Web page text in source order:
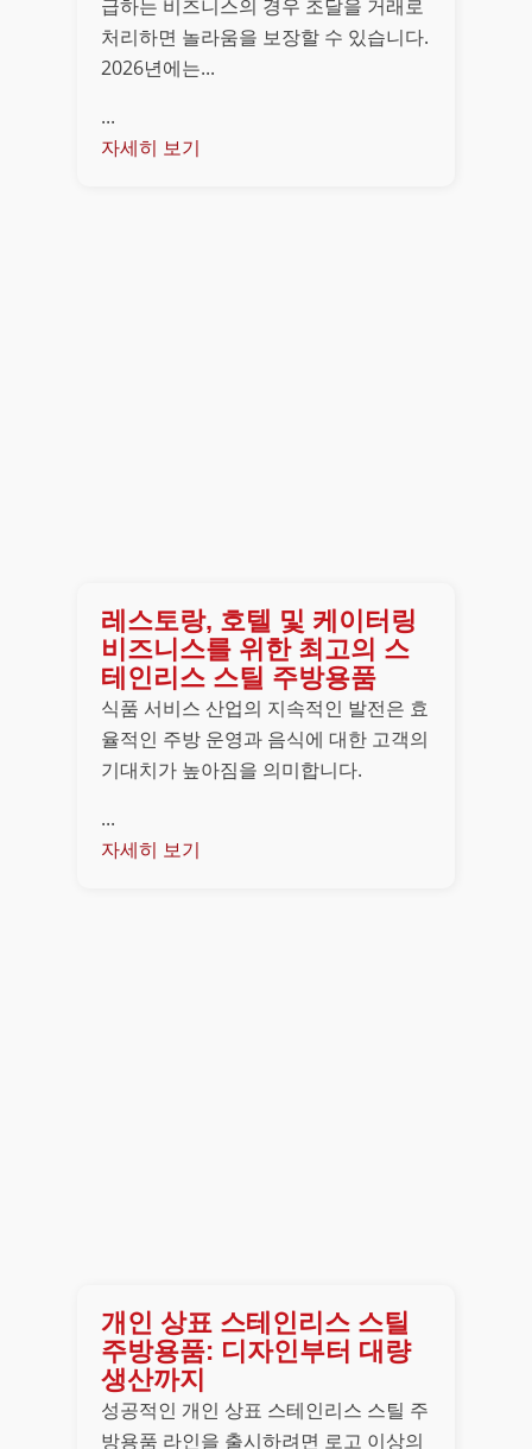
급하는 비즈니스의 경우 조달을 거래로
처리하면 놀라움을 보장할 수 있습니다.
2026년에는...
...
자세히 보기
레스토랑, 호텔 및 케이터링
비즈니스를 위한 최고의 스
테인리스 스틸 주방용품
식품 서비스 산업의 지속적인 발전은 효
율적인 주방 운영과 음식에 대한 고객의
기대치가 높아짐을 의미합니다.
...
자세히 보기
개인 상표 스테인리스 스틸
주방용품: 디자인부터 대량
생산까지
성공적인 개인 상표 스테인리스 스틸 주
방용품 라인을 출시하려면 로고 이상의